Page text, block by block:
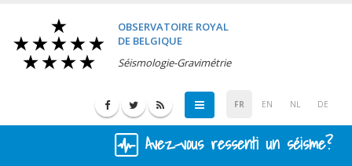
OBSERVATOIRE ROYAL
DE BELGIQUE
Séismologie-Gravimétrie
FR EN NL DE
Avez-vous ressenti un séisme?